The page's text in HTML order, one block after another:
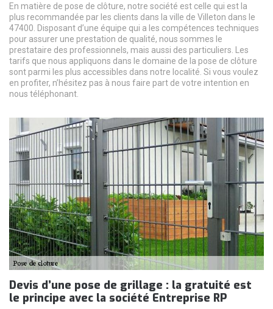
En matière de pose de clôture, notre société est celle qui est la
plus recommandée par les clients dans la ville de Villeton dans le
47400. Disposant d’une équipe qui a les compétences techniques
pour assurer une prestation de qualité, nous sommes le
prestataire des professionnels, mais aussi des particuliers. Les
tarifs que nous appliquons dans le domaine de la pose de clôture
sont parmi les plus accessibles dans notre localité. Si vous voulez
en profiter, n’hésitez pas à nous faire part de votre intention en
nous téléphonant.
Devis d’une pose de grillage : la gratuité est
le principe avec la société Entreprise RP